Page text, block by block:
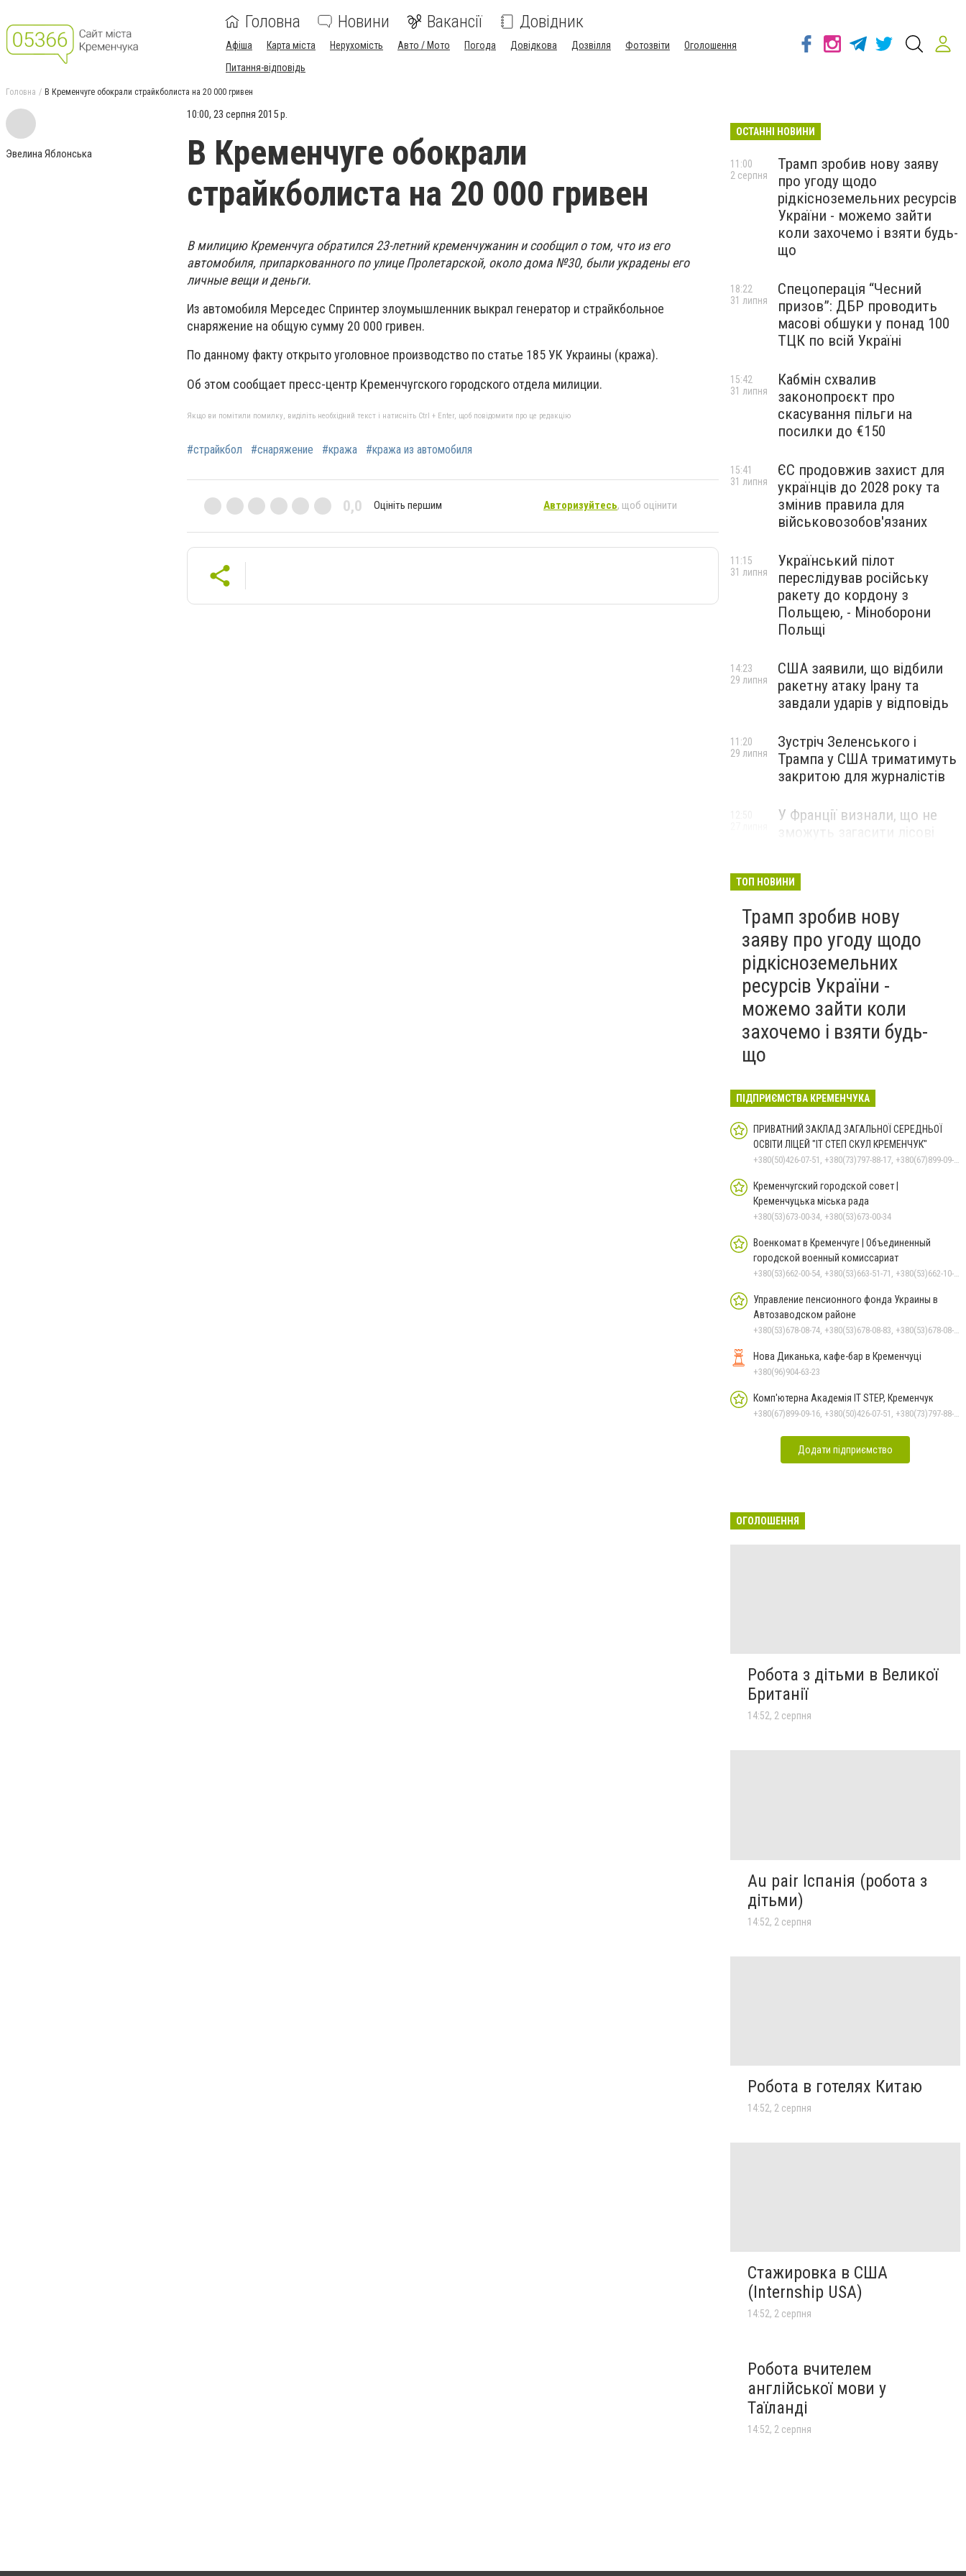
Головна Новини Вакансії Довідник
Афіша Карта міста Нерухомість Авто / Мото Погода Довідкова Дозвілля Фотозвіти
Оголошення
Питання-відповідь
Головна В Кременчуге обокрали страйкболиста на 20 000 гривен
Эвелина Яблонська
10:00, 23 серпня 2015 р.
В Кременчуге обокрали
страйкболиста на 20 000 гривен
В милицию Кременчуга обратился 23-летний кременчужанин и сообщил о том, что из его
автомобиля, припаркованного по улице Пролетарской, около дома №30, были украдены его
личные вещи и деньги.
Из автомобиля Мерседес Спринтер злоумышленник выкрал генератор и страйкбольное
снаряжение на общую сумму 20 000 гривен.
По данному факту открыто уголовное производство по статье 185 УК Украины (кража).
Об этом сообщает пресс-центр Кременчугского городского отдела милиции.
Якщо ви помітили помилку, виділіть необхідний текст і натисніть Ctrl + Enter, щоб повідомити про це редакцію
#страйкбол #снаряжение #кража #кража из автомобиля
0,0 Оцініть першим Авторизуйтесь, щоб оцінити
ОСТАННІ НОВИНИ
Трамп зробив нову заяву
про угоду щодо
рідкісноземельних ресурсів
України - можемо зайти
коли захочемо і взяти будь-
що
11:00
2 серпня
Спецоперація “Чесний
призов”: ДБР проводить
масові обшуки у понад 100
ТЦК по всій Україні
18:22
31 липня
Кабмін схвалив
законопроєкт про
скасування пільги на
посилки до €150
15:42
31 липня
ЄС продовжив захист для
українців до 2028 року та
змінив правила для
військовозобов'язаних
15:41
31 липня
Український пілот
переслідував російську
ракету до кордону з
Польщею, - Міноборони
Польщі
11:15
31 липня
США заявили, що відбили
ракетну атаку Ірану та
завдали ударів у відповідь
14:23
29 липня
Зустріч Зеленського і
Трампа у США триматимуть
закритою для журналістів
11:20
29 липня
У Франції визнали, що не
ТОП НОВИНИ
Трамп зробив нову
заяву про угоду щодо
рідкісноземельних
ресурсів України -
можемо зайти коли
захочемо і взяти будь-
що
ПІДПРИЄМСТВА КРЕМЕНЧУКА
ПРИВАТНИЙ ЗАКЛАД ЗАГАЛЬНОЇ СЕРЕДНЬОЇ
ОСВІТИ ЛІЦЕЙ "ІТ СТЕП СКУЛ КРЕМЕНЧУК"
+380(50)426-07-51, +380(73)797-88-17, +380(67)899-09-16
Кременчугский городской совет |
Кременчуцька міська рада
+380(53)673-00-34, +380(53)673-00-34
Военкомат в Кременчуге | Объединенный
городской военный комиссариат
+380(53)662-00-54, +380(53)663-51-71, +380(53)662-10-35
Управление пенсионного фонда Украины в
Автозаводском районе
+380(53)678-08-74, +380(53)678-08-83, +380(53)678-08-41, +380(53)678-08-86, +380(53)678-09-05
Нова Диканька, кафе-бар в Кременчуці
+380(96)904-63-23
Комп'ютерна Академія IT STEP, Кременчук
+380(67)899-09-16, +380(50)426-07-51, +380(73)797-88-17
Додати підприємство
ОГОЛОШЕННЯ
Робота з дітьми в Великої
Британії
14:52, 2 серпня
Au pair Іспанія (робота з
дітьми)
14:52, 2 серпня
Робота в готелях Китаю
14:52, 2 серпня
Стажировка в США
(Internship USA)
14:52, 2 серпня
Робота вчителем
англійської мови у
Таїланді
14:52, 2 серпня